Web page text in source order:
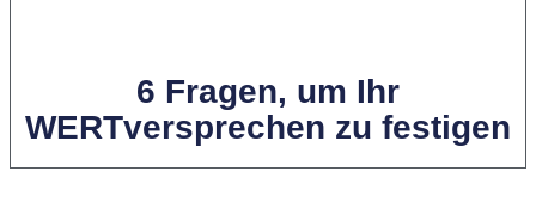
6 Fragen, um Ihr
WERTversprechen zu festigen